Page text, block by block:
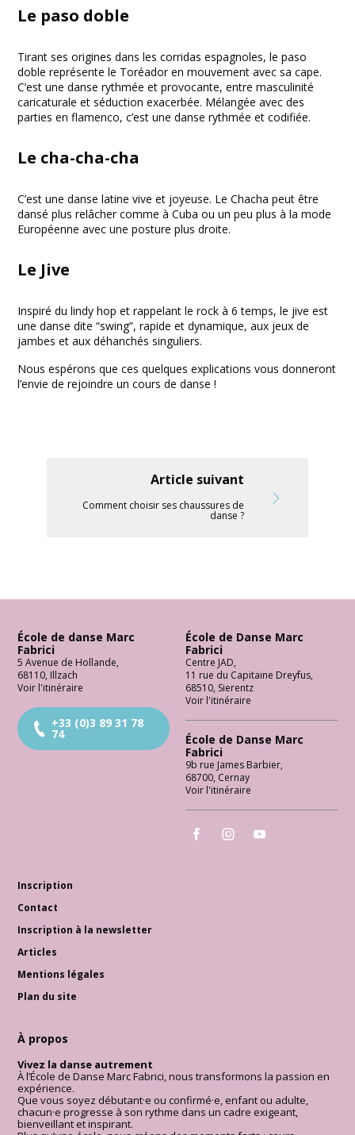
Le paso doble
Tirant ses origines dans les corridas espagnoles, le paso
doble représente le Toréador en mouvement avec sa cape.
C’est une danse rythmée et provocante, entre masculinité
caricaturale et séduction exacerbée. Mélangée avec des
parties en flamenco, c’est une danse rythmée et codifiée.
Le cha-cha-cha
C’est une danse latine vive et joyeuse. Le Chacha peut être
dansé plus relâcher comme à Cuba ou un peu plus à la mode
Européenne avec une posture plus droite.
Le Jive
Inspiré du lindy hop et rappelant le rock à 6 temps, le jive est
une danse dite “swing”, rapide et dynamique, aux jeux de
jambes et aux déhanchés singuliers.
Nous espérons que ces quelques explications vous donneront
l’envie de rejoindre un cours de danse !
Article suivant
Comment choisir ses chaussures de
danse ?
École de danse Marc
Fabrici
5 Avenue de Hollande,
68110, Illzach
Voir l'itinéraire
+33 (0)3 89 31 78
74
École de Danse Marc
Fabrici
Centre JAD,
11 rue du Capitaine Dreyfus,
68510, Sierentz
Voir l'itinéraire
École de Danse Marc
Fabrici
9b rue James Barbier,
68700, Cernay
Voir l'itinéraire
École de Danse Marc Fabrici
École de Danse Marc Fabrici
École de Danse
Inscription
Contact
Inscription à la newsletter
Articles
Mentions légales
Plan du site
À propos
Vivez la danse autrement
À l’École de Danse Marc Fabrici, nous transformons la passion en
expérience.
Que vous soyez débutant·e ou confirmé·e, enfant ou adulte,
chacun·e progresse à son rythme dans un cadre exigeant,
bienveillant et inspirant.